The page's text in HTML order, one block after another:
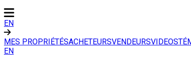
EN
MES PROPRIÉTÉSACHETEURSVENDEURSVIDEOS
EN